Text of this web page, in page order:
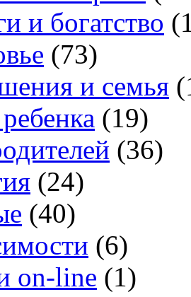
и богатство
(73)
и семья
(19)
(36)
(24)
(40)
(6)
on-line (1)